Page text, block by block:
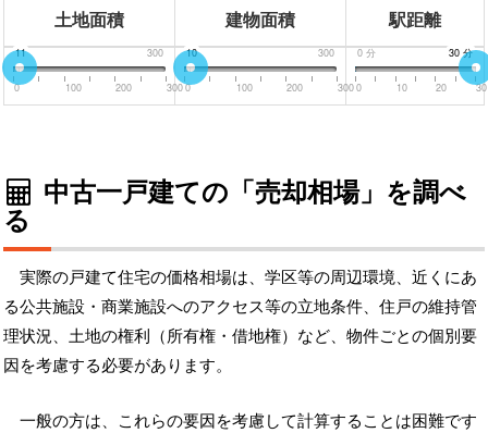
土地面積 建物面積 駅距離
0 300
11
0 100 200 300
0 300
10
0 100 200 300
0 分 30 分
30 分
0 10 20 30
中古一戸建ての「売却相場」を調べ
る
実際の戸建て住宅の価格相場は、学区等の周辺環境、近くにあ
る公共施設・商業施設へのアクセス等の立地条件、住戸の維持管
理状況、土地の権利（所有権・借地権）など、物件ごとの個別要
因を考慮する必要があります。
一般の方は、これらの要因を考慮して計算することは困難です